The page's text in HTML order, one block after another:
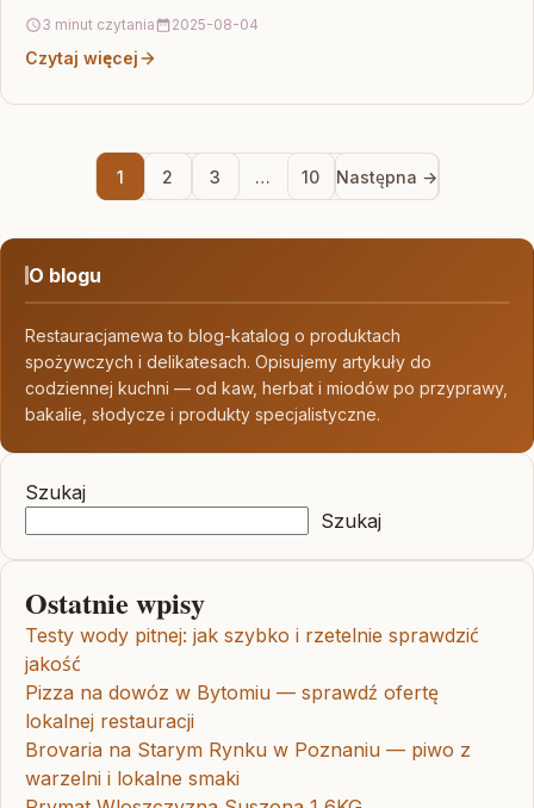
3 minut czytania 2025-08-04
Czytaj więcej
1 2 3 … 10 Następna →
O blogu
Restauracjamewa to blog-katalog o produktach
spożywczych i delikatesach. Opisujemy artykuły do
codziennej kuchni — od kaw, herbat i miodów po przyprawy,
bakalie, słodycze i produkty specjalistyczne.
Szukaj
Szukaj
Ostatnie wpisy
Testy wody pitnej: jak szybko i rzetelnie sprawdzić
jakość
Pizza na dowóz w Bytomiu — sprawdź ofertę
lokalnej restauracji
Brovaria na Starym Rynku w Poznaniu — piwo z
warzelni i lokalne smaki